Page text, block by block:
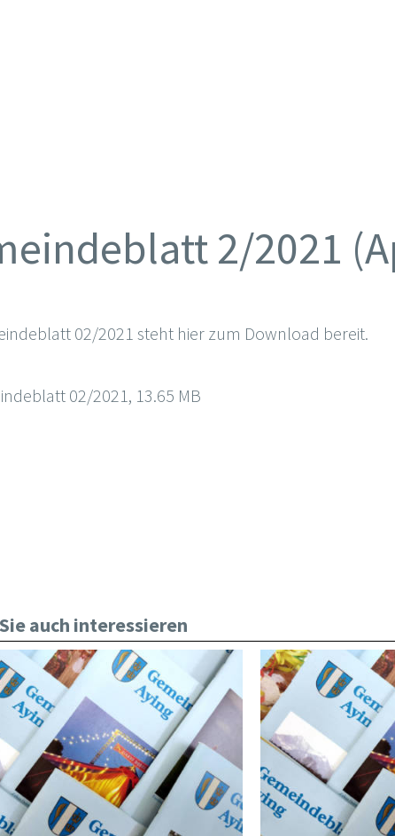
2/2021
02/2021 steht hier zum Download bereit.
02/2021, 13.65 MB
auch interessieren